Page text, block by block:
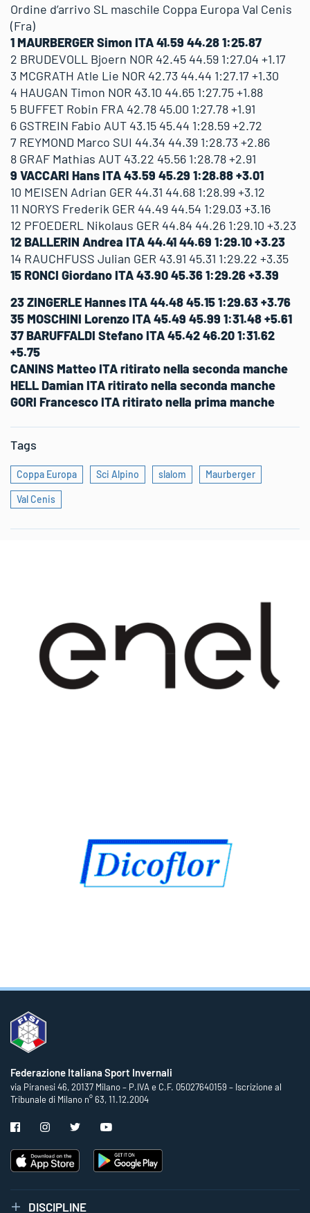
Ordine d’arrivo SL maschile Coppa Europa Val Cenis
(Fra)
1 MAURBERGER Simon ITA 41.59 44.28 1:25.87
2 BRUDEVOLL Bjoern NOR 42.45 44.59 1:27.04 +1.17
3 MCGRATH Atle Lie NOR 42.73 44.44 1:27.17 +1.30
4 HAUGAN Timon NOR 43.10 44.65 1:27.75 +1.88
5 BUFFET Robin FRA 42.78 45.00 1:27.78 +1.91
6 GSTREIN Fabio AUT 43.15 45.44 1:28.59 +2.72
7 REYMOND Marco SUI 44.34 44.39 1:28.73 +2.86
8 GRAF Mathias AUT 43.22 45.56 1:28.78 +2.91
9 VACCARI Hans ITA 43.59 45.29 1:28.88 +3.01
10 MEISEN Adrian GER 44.31 44.68 1:28.99 +3.12
11 NORYS Frederik GER 44.49 44.54 1:29.03 +3.16
12 PFOEDERL Nikolaus GER 44.84 44.26 1:29.10 +3.23
12 BALLERIN Andrea ITA 44.41 44.69 1:29.10 +3.23
14 RAUCHFUSS Julian GER 43.91 45.31 1:29.22 +3.35
15 RONCI Giordano ITA 43.90 45.36 1:29.26 +3.39
23 ZINGERLE Hannes ITA 44.48 45.15 1:29.63 +3.76
35 MOSCHINI Lorenzo ITA 45.49 45.99 1:31.48 +5.61
37 BARUFFALDI Stefano ITA 45.42 46.20 1:31.62
+5.75
CANINS Matteo ITA ritirato nella seconda manche
HELL Damian ITAritirato nella seconda manche
GORI Francesco ITAritirato nella prima manche
Tags
Coppa Europa Sci Alpino slalom Maurberger
Val Cenis
Federazione Italiana Sport Invernali
via Piranesi 46, 20137 Milano – P.IVA e C.F. 05027640159 – Iscrizione al
Tribunale di Milano n° 63, 11.12.2004
DISCIPLINE